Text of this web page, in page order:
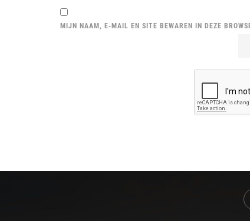
MIJN NAAM, E-MAIL EN SITE BEWAREN IN DEZE